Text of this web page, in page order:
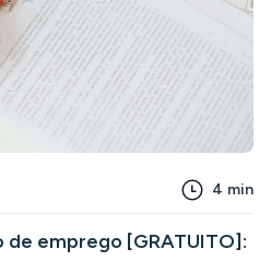
4 min
emprego [GRATUITO]: